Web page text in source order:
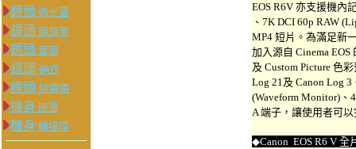
鏡頭 遮光罩
鏡頭 鏡頭蓋
鏡頭 套筒
鏡頭 砲衣
鏡頭 除霧帶
機身 眼罩
機身 轉接環
EOS R6V 亦支援機內
、7K DCI 60p RAW
MP4 短片。為滿足新
加入源自 Cinema EOS
及 Custom Picture 色
Log 21及 Canon Log
(Waveform Monitor)、
A 端子，讓使用者可
◆Canon EOS R6 V全